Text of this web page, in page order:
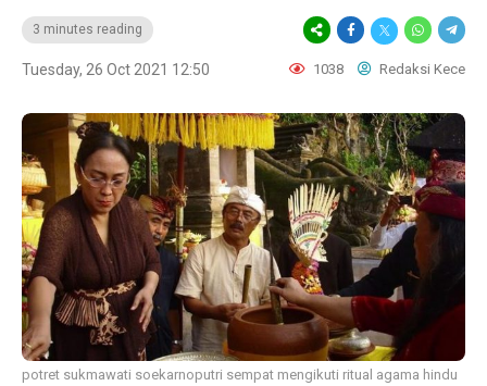
3 minutes reading
Tuesday, 26 Oct 2021 12:50 1038 Redaksi Kece
potret sukmawati soekarnoputri sempat mengikuti ritual agama hindu